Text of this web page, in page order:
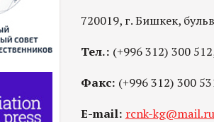
720019, г. Бишкек,
Тел.: (+996 312) 300
Факс: (+996 312) 300
E-mail: rcnk-kg@mail.ru